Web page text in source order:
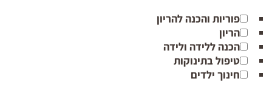
פוריות והכנה להריון
הריון
הכנה ללידה ולידה
טיפול בתינוקות
חינוך ילדים